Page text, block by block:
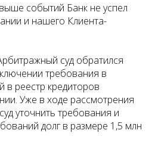
событий Банк не успел
и нашего Клиента-
суд обратился
требования в
в реестр кредиторов
Уже в ходе рассмотрения
уточнить требования и
долг в размере 1,5 млн